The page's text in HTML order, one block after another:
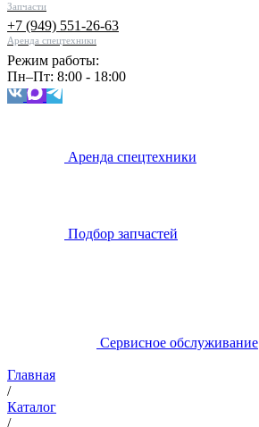
Запчасти
+7 (949) 551-26-63
Аренда спецтехники
Режим работы:
Пн–Пт: 8:00 - 18:00
Аренда спецтехники
Подбор запчастей
Сервисное обслуживание
Главная
/
Каталог
/